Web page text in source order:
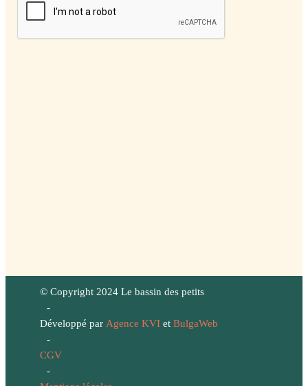
© Copyright 2024 Le bassin des petits
-
Développé par Agence KVIet BulgaWeb
-
CGV
-